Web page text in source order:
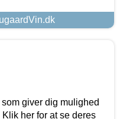
giver dig mulighed
her for at se deres